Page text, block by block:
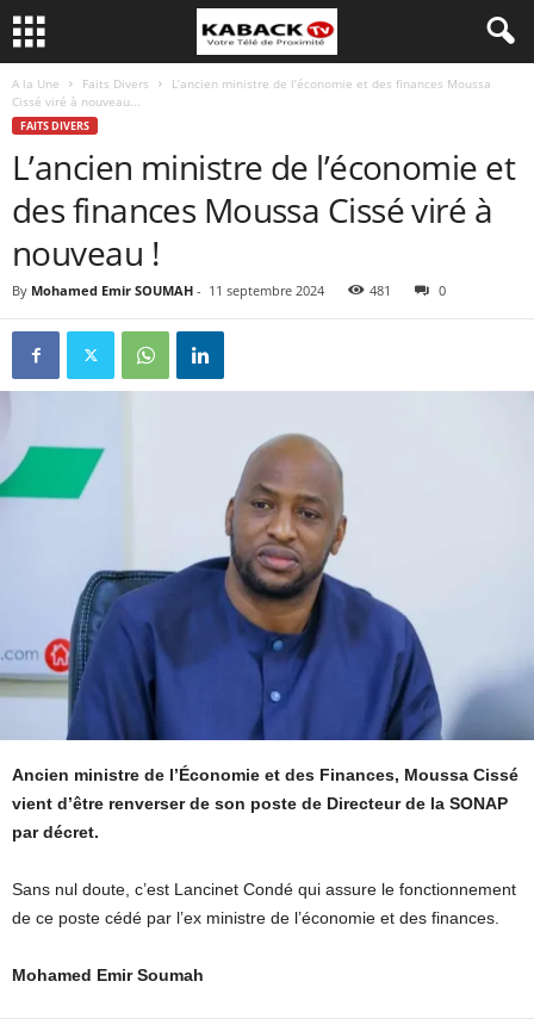
A la Une Faits Divers
L’ancien ministre de l’économie et des finances Moussa
Cissé viré à nouveau...
FAITS DIVERS
L’ancien ministre de l’économie et
des finances Moussa Cissé viré à
nouveau !
By Mohamed Emir SOUMAH - 11 septembre 2024 481 0
Ancien ministre de l’Économie et des Finances, Moussa Cissé
vient d’être renverser de son poste de Directeur de la SONAP
par décret.
Sans nul doute, c’est Lancinet Condé qui assure le fonctionnement
de ce poste cédé par l’ex ministre de l’économie et des finances.
Mohamed Emir Soumah